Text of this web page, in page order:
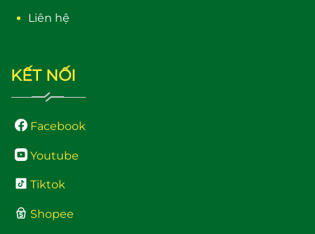
Liên hệ
KẾT NỐI
Facebook
Youtube
Tiktok
Shopee